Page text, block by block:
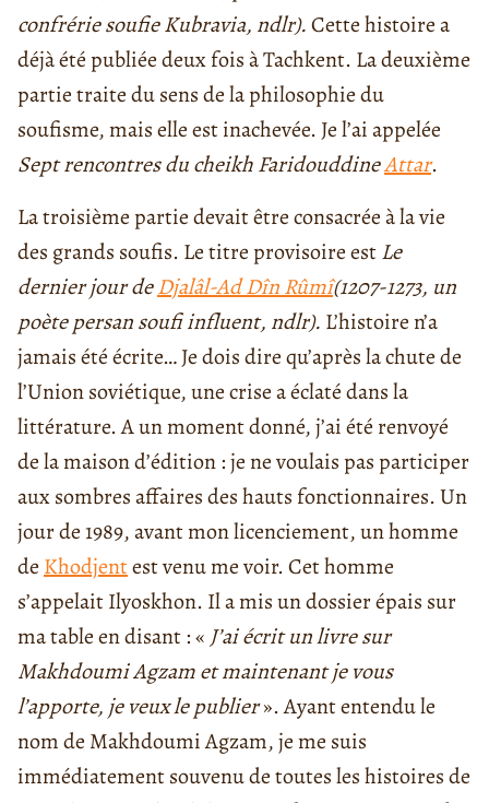
confrérie soufie Kubravia, ndlr).Cette histoire a
déjà été publiée deux fois à Tachkent. La deuxième
partie traite du sens de la philosophie du
soufisme, mais elle est inachevée. Je l’ai appelée
Sept rencontres du cheikh FaridouddineAttar.
La troisième partie devait être consacrée à la vie
des grands soufis. Le titre provisoire estLe
dernier jour deDjalâl-Ad Dîn Rûmî(1207-1273, un
poète persan soufi influent, ndlr). L’histoire n’a
jamais été écrite… Je dois dire qu’après la chute de
l’Union soviétique, une crise a éclaté dans la
littérature. A un moment donné, j’ai été renvoyé
de la maison d’édition : je ne voulais pas participer
aux sombres affaires des hauts fonctionnaires. Un
jour de 1989, avant mon licenciement, un homme
de Khodjentest venu me voir. Cet homme
s’appelait Ilyoskhon. Il a mis un dossier épais sur
ma table en disant : « J’ai écrit un livre sur
Makhdoumi Agzam et maintenant je vous
l’apporte, je veux le publier». Ayant entendu le
nom de Makhdoumi Agzam, je me suis
immédiatement souvenu de toutes les histoires de